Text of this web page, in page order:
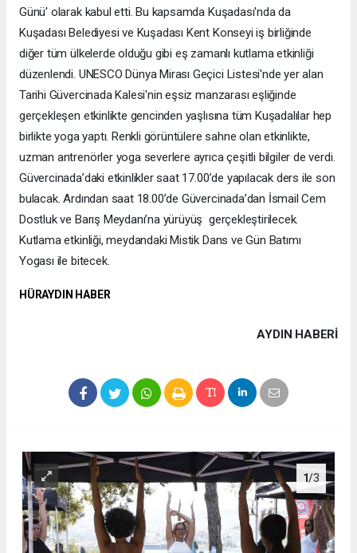
Günü' olarak kabul etti. Bu kapsamda Kuşadası'nda da
Kuşadası Belediyesi ve Kuşadası Kent Konseyi iş birliğinde
diğer tüm ülkelerde olduğu gibi eş zamanlı kutlama etkinliği
düzenlendi. UNESCO Dünya Mirası Geçici Listesi'nde yer alan
Tarihi Güvercinada Kalesi'nin eşsiz manzarası eşliğinde
gerçekleşen etkinlikte gencinden yaşlısına tüm Kuşadalılar hep
birlikte yoga yaptı. Renkli görüntülere sahne olan etkinlikte,
uzman antrenörler yoga severlere ayrıca çeşitli bilgiler de verdi.
Güvercinada’daki etkinlikler saat 17.00’de yapılacak ders ile son
bulacak. Ardından saat 18.00’de Güvercinada’dan İsmail Cem
Dostluk ve Barış Meydanı’na yürüyüş gerçekleştirilecek.
Kutlama etkinliği, meydandaki Mistik Dans ve Gün Batımı
Yogası ile bitecek.
HÜRAYDIN HABER
AYDIN HABERİ
1/3